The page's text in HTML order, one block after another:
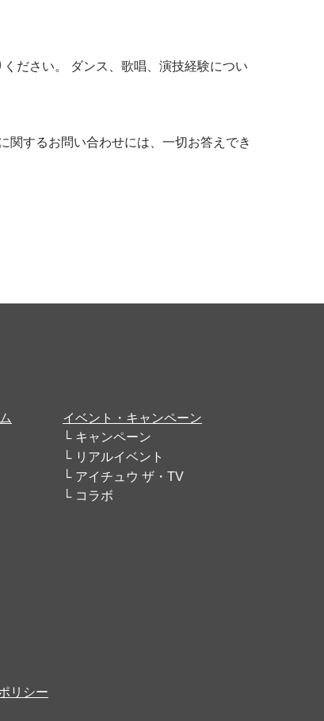
ださい。 ダンス、歌唱、演技経験につい
するお問い合わせには、一切お答えでき
イベント・キャンペーン
キャンペーン
リアルイベント
アイチュウ ザ・TV
コラボ
リシー